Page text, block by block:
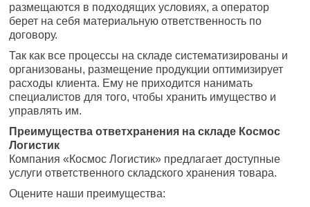
размещаются в подходящих условиях, а оператор
берет на себя материальную ответственность по
договору.
Так как все процессы на складе систематизированы и
организованы, размещение продукции оптимизирует
расходы клиента. Ему не приходится нанимать
специалистов для того, чтобы хранить имущество и
управлять им.
Преимущества ответхранения на складе Космос
Логистик
Компания «Космос Логистик» предлагает доступные
услуги ответственного складского хранения товара.
Оцените наши преимущества: